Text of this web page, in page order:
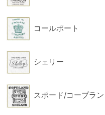
コールポート
シェリー
スポード/コープラン